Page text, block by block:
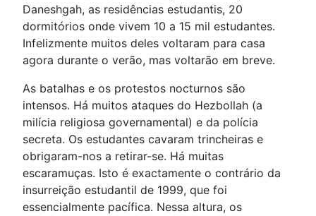
Daneshgah, as residências estudantis, 20
dormitórios onde vivem 10 a 15 mil estudantes.
Infelizmente muitos deles voltaram para casa
agora durante o verão, mas voltarão em breve.
As batalhas e os protestos nocturnos são
intensos. Há muitos ataques do Hezbollah (a
milícia religiosa governamental) e da polícia
secreta. Os estudantes cavaram trincheiras e
obrigaram-nos a retirar-se. Há muitas
escaramuças. Isto é exactamente o contrário da
insurreição estudantil de 1999, que foi
essencialmente pacífica. Nessa altura, os